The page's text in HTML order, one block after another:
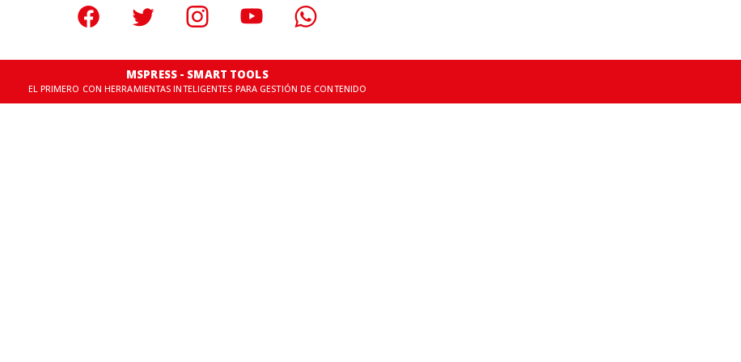
MSPRESS - SMART TOOLS
EL PRIMERO CON HERRAMIENTAS INTELIGENTES PARA GESTIÓN DE CONTENIDO